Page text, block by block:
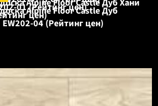
01 (Рейтинг цен)
Alpine Floor Castle Дуб Хани
цен)
Alpine Floor Castle Дуб
04 (Рейтинг цен)